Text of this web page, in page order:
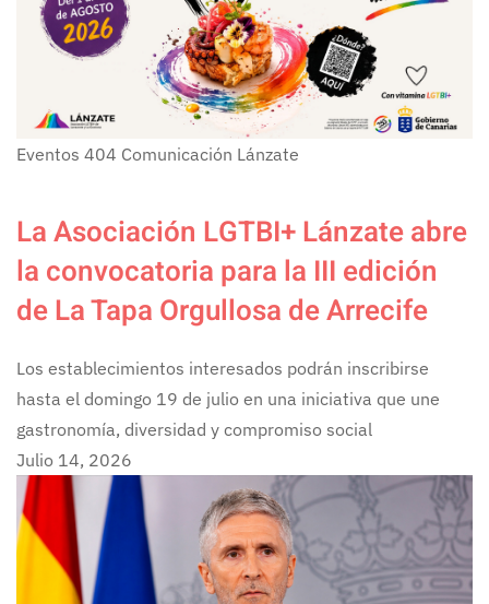
Eventos 404 Comunicación Lánzate
La Asociación LGTBI+ Lánzate abre
la convocatoria para la III edición
de La Tapa Orgullosa de Arrecife
Los establecimientos interesados podrán inscribirse
hasta el domingo 19 de julio en una iniciativa que une
gastronomía, diversidad y compromiso social
Julio 14, 2026